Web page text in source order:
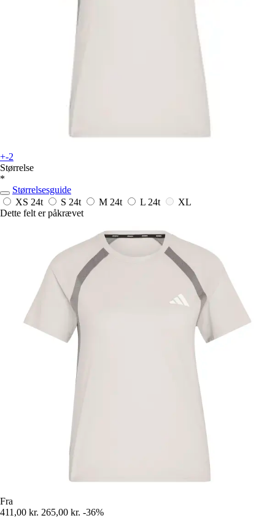
+-2
Størrelse
*
Størrelsesguide
XS 24t S 24t M 24t L 24t
XL
Dette felt er påkrævet
Fra
411,00 kr. 265,00 kr. -36%